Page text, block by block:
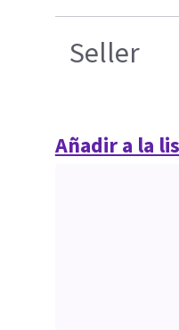
Seller
Añadir a la